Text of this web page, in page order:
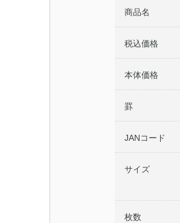
商品名
税込価格
本体価格
罫
JANコード
サイズ
枚数